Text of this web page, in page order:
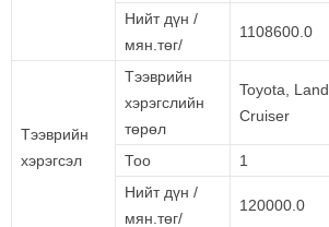
Нийт дүн /
мян.төг/
1108600.0
Тээврийн
хэрэгсэл
Тээврийн
хэрэгслийн
төрөл
Toyota, Land
Cruiser
Тоо 1
Нийт дүн /
мян.төг/
120000.0